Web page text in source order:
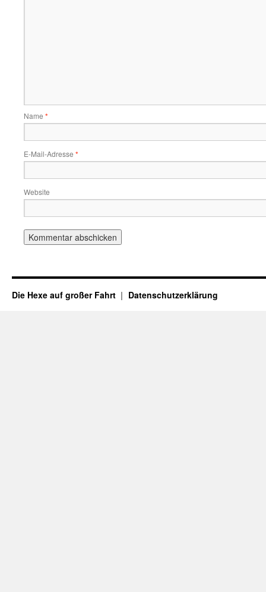
Name *
E-Mail-Adresse *
Website
Die Hexe auf großer Fahrt Datenschutzerklärung